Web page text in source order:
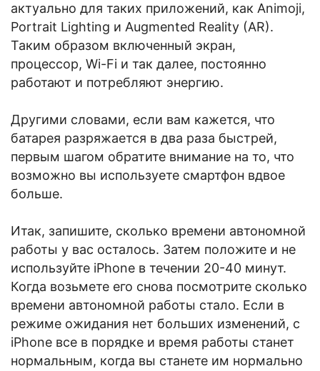
актуально для таких приложений, как Animoji,
Portrait Lighting и Augmented Reality (AR).
Таким образом включенный экран,
процессор, Wi-Fi и так далее, постоянно
работают и потребляют энергию.
Другими словами, если вам кажется, что
батарея разряжается в два раза быстрей,
первым шагом обратите внимание на то, что
возможно вы используете смартфон вдвое
больше.
Итак, запишите, сколько времени автономной
работы у вас осталось. Затем положите и не
используйте iPhone в течении 20-40 минут.
Когда возьмете его снова посмотрите сколько
времени автономной работы стало. Если в
режиме ожидания нет больших изменений, с
iPhone все в порядке и время работы станет
нормальным, когда вы станете им нормально